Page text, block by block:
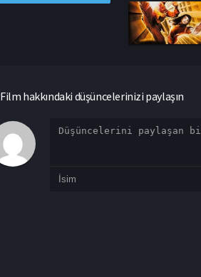
Film hakkındaki düşüncelerinizi paylaşın